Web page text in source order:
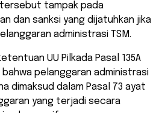
tampak pada
dan sanksi yang dijatuhkan jika
administrasi TSM.
UU Pilkada Pasal 135A
pelanggaran administrasi
dimaksud dalam Pasal 73 ayat
yang terjadi secara